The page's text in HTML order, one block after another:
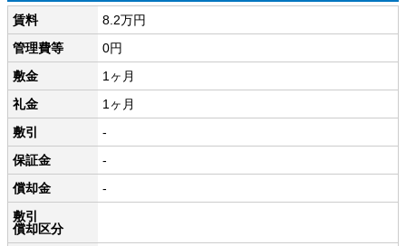
賃料
8.2万円
管理費等
0円
敷金
1ヶ月
礼金
1ヶ月
敷引
-
保証金
-
償却金
-
敷引
償却区分